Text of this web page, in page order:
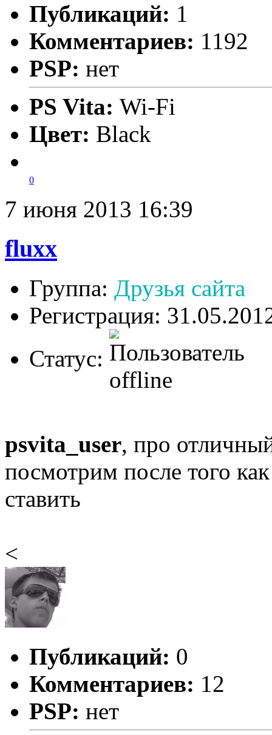
Публикаций: 1
Комментариев: 1192
PSP: нет
PS Vita: Wi-Fi
Цвет: Black
0
7 июня 2013 16:39
fluxx
Группа: Друзья сайта
Регистрация:
Статус:
psvita_user, про
посмотрим после того
ставить
<
Публикаций: 0
Комментариев: 12
PSP: нет